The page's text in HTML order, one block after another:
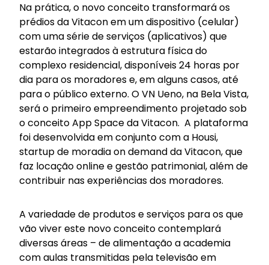
Na prática, o novo conceito transformará os
prédios da Vitacon em um dispositivo (celular)
com uma série de serviços (aplicativos) que
estarão integrados à estrutura física do
complexo residencial, disponíveis 24 horas por
dia para os moradores e, em alguns casos, até
para o público externo. O VN Ueno, na Bela Vista,
será o primeiro empreendimento projetado sob
o conceito App Space da Vitacon. A plataforma
foi desenvolvida em conjunto com a Housi,
startup de moradia on demand da Vitacon, que
faz locação online e gestão patrimonial, além de
contribuir nas experiências dos moradores.
A variedade de produtos e serviços para os que
vão viver este novo conceito contemplará
diversas áreas – de alimentação a academia
com aulas transmitidas pela televisão em